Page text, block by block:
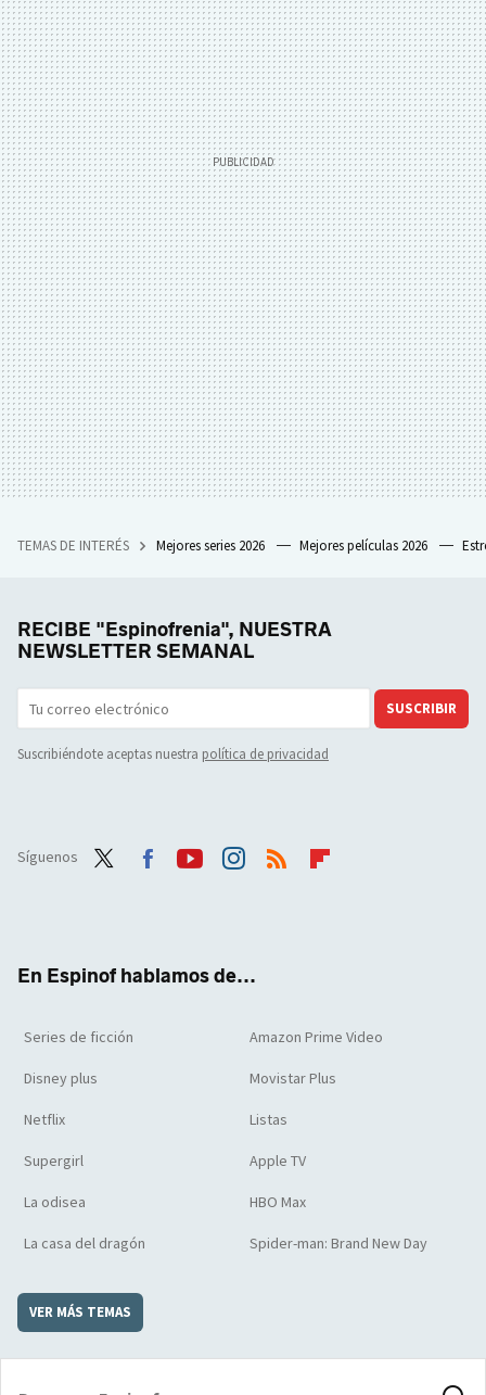
TEMAS DE INTERÉS Mejores series 2026 Mejores películas 2026
RECIBE "Espinofrenia", NUESTRA
NEWSLETTER SEMANAL
SUSCRIBIR
Suscribiéndote aceptas nuestra política de privacidad
Síguenos
En Espinof hablamos de...
Series de ficción Amazon Prime Video
Disney plus Movistar Plus
Netflix Listas
Supergirl Apple TV
La odisea HBO Max
La casa del dragón Spider-man: Brand New Day
VER MÁS TEMAS